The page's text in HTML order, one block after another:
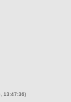
13:47:36)